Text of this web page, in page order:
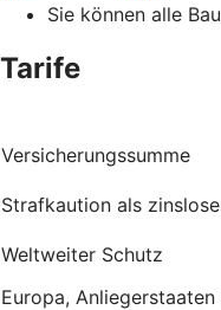
Sie können alle
Tarife
Versicherungssumme
Strafkaution als
Weltweiter Schutz
Europa,